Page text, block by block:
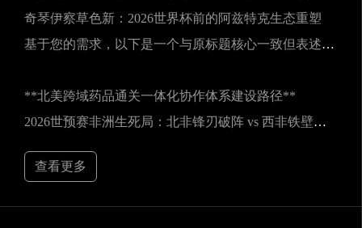
奇琴伊察草色新：2026世界杯前的阿兹特克生态重塑
基于您的需求，以下是一个与原标题核心一致但表述不同的新标题：
**北美跨域药品通关一体化协作体系建设路径**
2026世预赛非洲生死局：北非锋刃破阵 vs 西非铁壁封喉
查看更多